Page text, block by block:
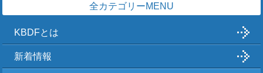
全カテゴリーMENU
KBDFとは
新着情報